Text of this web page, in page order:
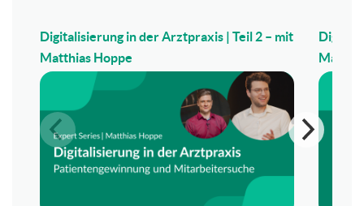
Digitalisierung in der Arztpraxis | Teil 2 – mit
Matthias Hoppe